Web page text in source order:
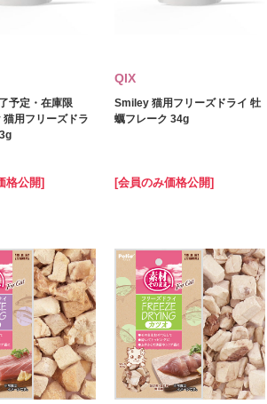
予定・在庫限
用フリーズドラ
格公開]
QIX
Smiley 猫用フリーズドライ 牡
蠣フレーク 34g
[会員のみ価格公開]